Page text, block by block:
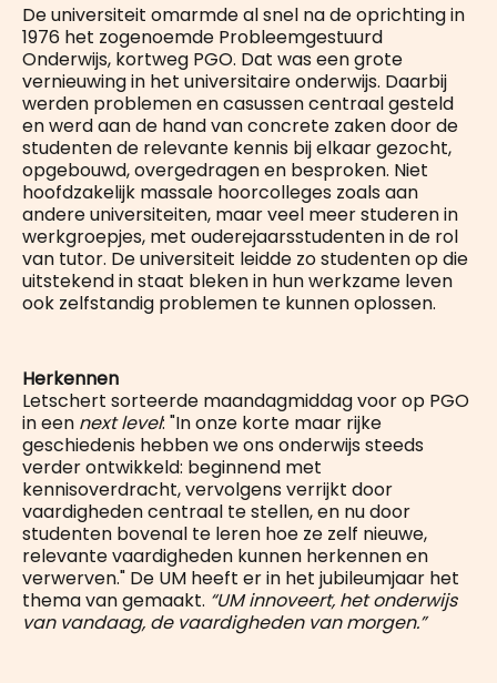
De universiteit omarmde al snel na de oprichting in
1976 het zogenoemde Probleemgestuurd
Onderwijs, kortweg PGO. Dat was een grote
vernieuwing in het universitaire onderwijs. Daarbij
werden problemen en casussen centraal gesteld
en werd aan de hand van concrete zaken door de
studenten de relevante kennis bij elkaar gezocht,
opgebouwd, overgedragen en besproken. Niet
hoofdzakelijk massale hoorcolleges zoals aan
andere universiteiten, maar veel meer studeren in
werkgroepjes, met ouderejaarsstudenten in de rol
van tutor. De universiteit leidde zo studenten op die
uitstekend in staat bleken in hun werkzame leven
ook zelfstandig problemen te kunnen oplossen.
Herkennen
Letschert sorteerde maandagmiddag voor op PGO
in een next level: "In onze korte maar rijke
geschiedenis hebben we ons onderwijs steeds
verder ontwikkeld: beginnend met
kennisoverdracht, vervolgens verrijkt door
vaardigheden centraal te stellen, en nu door
studenten bovenal te leren hoe ze zelf nieuwe,
relevante vaardigheden kunnen herkennen en
verwerven." De UM heeft er in het jubileumjaar het
thema van gemaakt. “UM innoveert, het onderwijs
van vandaag, de vaardigheden van morgen.”